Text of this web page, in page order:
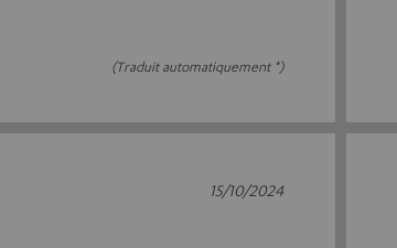
(Traduit automatiquement *)
15/10/2024